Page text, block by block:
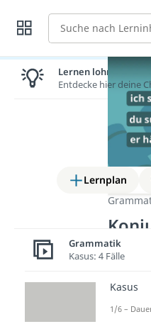
Suche
Lernplan
zum
zum
Lernen lohnt sich!
Entdecke hier deine
Grammatik
Kasus: 4 Fälle
Kasus
1/6 –